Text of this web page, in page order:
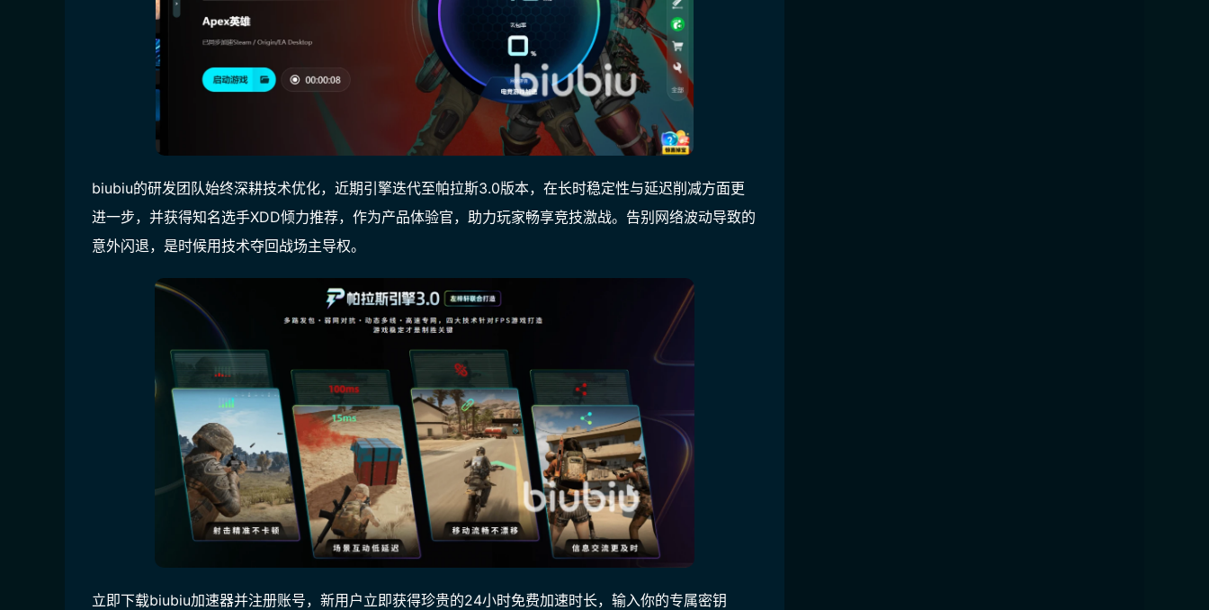
biubiu的研发团队始终深耕技术优化， 近期引擎迭代至帕拉斯3.0版本，在长时稳定性与延迟削减方面更
进一步，并获得知名选手XDD倾力推荐，作为产品体验官，助力玩家畅享竞技激战。告别网络波动导致的
意外闪退，是时候用技术夺回战场主导权。
立即下载biubiu加速器并注册账号，新用户立即获得珍贵的24小时免费加速时长，输入你的专属密钥